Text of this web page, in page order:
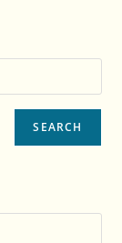
SEARCH